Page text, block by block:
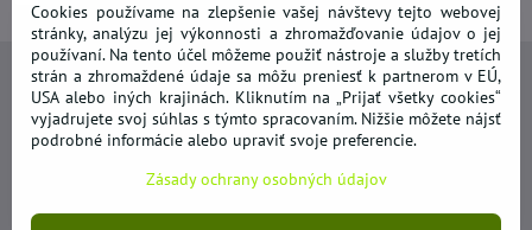
Kontakty
+421 950 492 562
Cookies používame na zlepšenie vašej návštevy tejto webovej
stránky, analýzu jej výkonnosti a zhromažďovanie údajov o jej
používaní. Na tento účel môžeme použiť nástroje a služby tretích
strán a zhromaždené údaje sa môžu preniesť k partnerom v EÚ,
USA alebo iných krajinách. Kliknutím na „Prijať všetky cookies“
vyjadrujete svoj súhlas s týmto spracovaním. Nižšie môžete nájsť
podrobné informácie alebo upraviť svoje preferencie.
Zásady ochrany osobných údajov